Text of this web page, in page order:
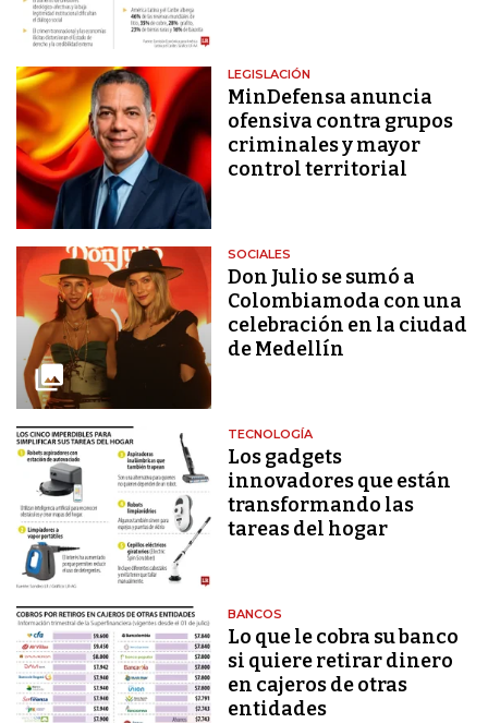
LEGISLACIÓN
MinDefensa anuncia
ofensiva contra grupos
criminales y mayor
control territorial
SOCIALES
Don Julio se sumó a
Colombiamoda con una
celebración en la ciudad
de Medellín
TECNOLOGÍA
Los gadgets
innovadores que están
transformando las
tareas del hogar
BANCOS
Lo que le cobra su banco
si quiere retirar dinero
en cajeros de otras
entidades